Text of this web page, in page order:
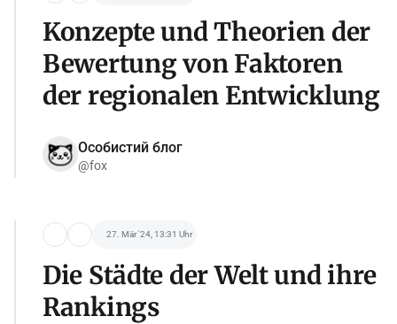
Konzepte und Theorien der
Bewertung von Faktoren
der regionalen Entwicklung
Особистий блог
@fox
27. Mär '24, 13:31 Uhr
Die Städte der Welt und ihre
Rankings